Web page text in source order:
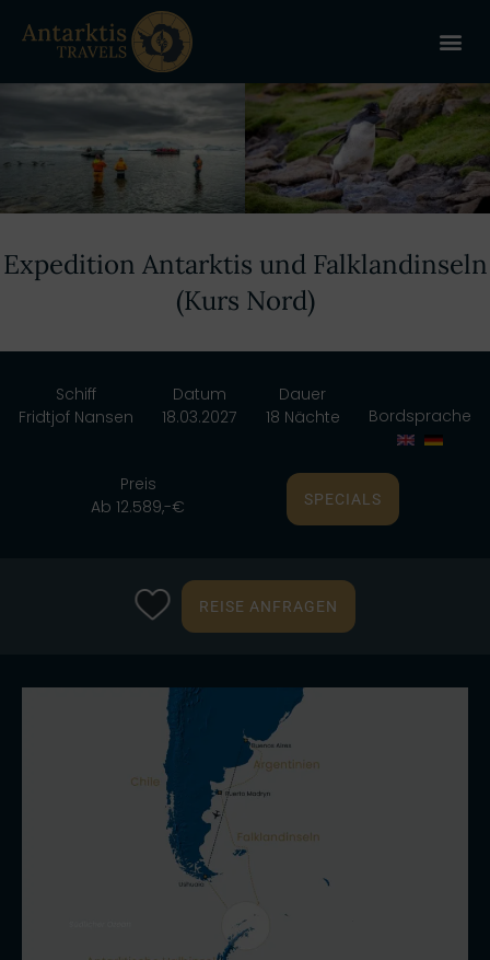
Expedition Antarktis und Falklandinseln
(Kurs Nord)
Schiff
Fridtjof Nansen
Datum
18.03.2027
Dauer
18 Nächte
Bordsprache
Preis
Ab 12.589,-€
SPECIALS
REISE ANFRAGEN